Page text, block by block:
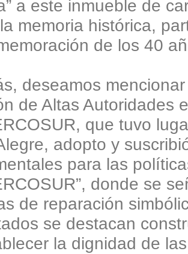
a este inmueble de
memoria histórica,
de los 40
deseamos
de Altas Autoridades
que tuvo
adopto y
para las
donde se
de reparación
se destacan
la dignidad de